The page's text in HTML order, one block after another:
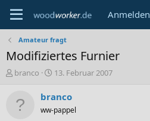
Anmelden
Amateur fragt
Modifiziertes Furnier
E
t
branco
E
s
e
13. Februar 2007
branco
ww-pappel